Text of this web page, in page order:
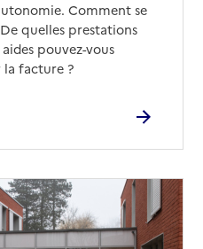
Comment se
quelles prestations
pouvez-vous
facture ?